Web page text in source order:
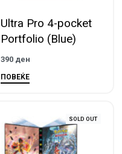
Ultra Pro 4-pocket
Portfolio (Blue)
390 ден
ПОВЕЌЕ
SOLD OUT